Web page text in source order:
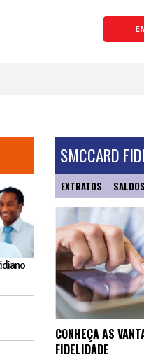
SMCCARD
EXTRATOS SALDOS
CONHEÇA AS
FIDELIDADE